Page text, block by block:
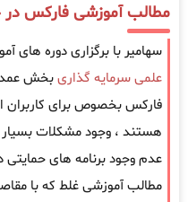
مطالب آموزشی فارکس
سهامیر با برگزاری دوره های
علمی سرمایه گذاریبخش عمده
فارکس بخصوص برای کاربران
هستند ، وجود مشکلات بسیار
عدم وجود برنامه های
مطالب آموزشی غلط که با